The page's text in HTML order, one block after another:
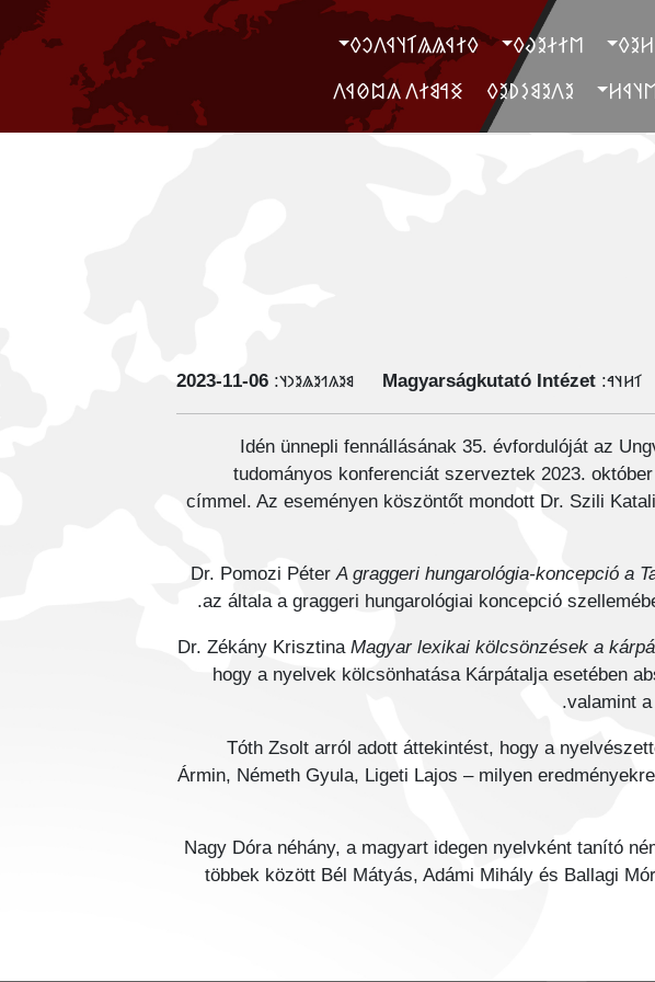
‮𐲮𐲐𐲇𐲉𐲜𐲓
‮𐲓𐲐𐲁𐲖𐲖𐲑𐲦𐲁𐲤𐲛𐲓
‮𐲉-
‮𐲉𐲤𐲉𐲘𐲋𐲚𐲉𐲓
‮ ‮𐲏𐲀𐲘𐲐𐲤 𐲍𐲪𐲗𐲁𐲤
𐳑𐳢𐳦𐳀:
Magyarságkutató Intézet
𐳘𐳉𐳍𐳒𐳉𐳖𐳉𐳙𐳦:
‭2023-11-06
Idén ünnepli fennállásának 35. évfordulóját az
tudományos konferenciát szerveztek 2023.
címmel. Az eseményen köszöntőt mondott Dr. Szili
Dr. Pomozi PéterA graggeri hungarológia-koncepció a
az általa a graggeri hungarológiai koncepció
Dr. Zékány Krisztina Magyar lexikai kölcsönzések a
hogy a nyelvek kölcsönhatása Kárpátalja esetében
valamint
Tóth Zsolt arról adott áttekintést, hogy a
Ármin, Németh Gyula, Ligeti Lajos – milyen
Nagy Dóra néhány, a magyart idegen nyelvként tanító
többek között Bél Mátyás, Adámi Mihály és Ballagi